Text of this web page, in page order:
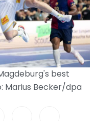
best
Marius Becker/dpa